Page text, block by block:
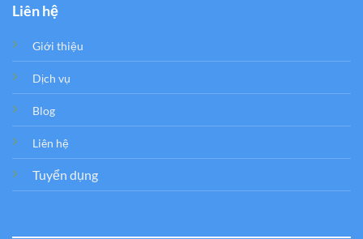
Liên hệ
Giới thiệu
Dịch vụ
Blog
Liên hệ
Tuyển dụng